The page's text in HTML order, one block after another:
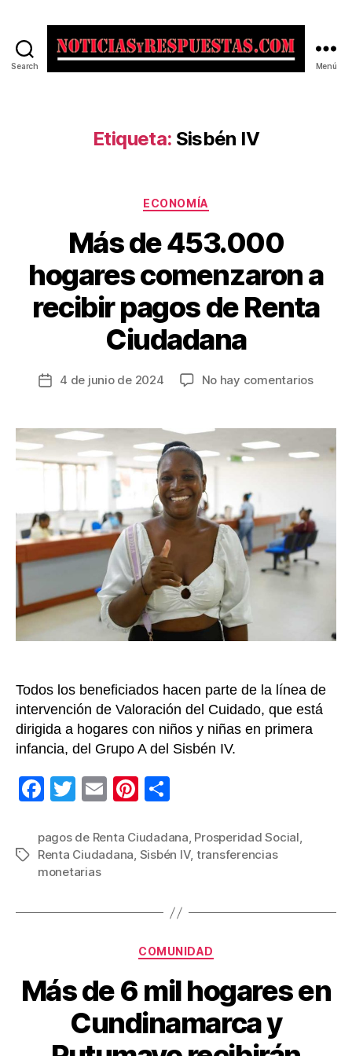
Search Menú
Etiqueta: Sisbén IV
Categorías
ECONOMÍA
Más de 453.000
hogares comenzaron a
recibir pagos de Renta
Ciudadana
Fecha
entrada
4 de junio de 2024 No hay comentariosen
pagos
de
Renta
Todos los beneficiados hacen parte de la línea de
intervención de Valoración del Cuidado, que está
dirigida a hogares con niños y niñas en primera
infancia, del Grupo A del Sisbén IV.
F
c
e
o
T
tt
er
E
ail
Pi
er
e
m
p
tir
Etiquetas
pagos de Renta Ciudadana, Prosperidad Social,
Renta Ciudadana, Sisbén IV, transferencias
monetarias
Categorías
COMUNIDAD
Más de 6 mil hogares en
Cundinamarca y